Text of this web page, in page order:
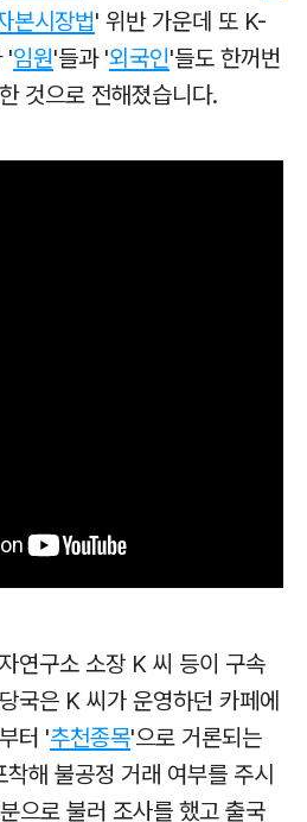
본시장법' 위반 가운데 또 K-
'임원'들과 '외국인'들도 한꺼번
것으로 전해졌습니다.
연구소 소장 K 씨 등이 구속
국은 K 씨가 운영하던 카페에
터 '추천종목'으로 거론되는
해 불공정 거래 여부를 주시
으로 불러 조사를 했고 출국